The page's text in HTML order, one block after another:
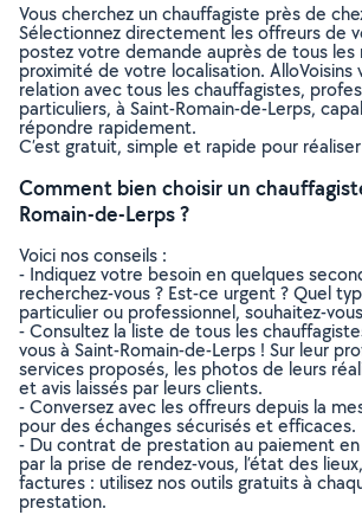
Vous cherchez un chauffagiste près de
Sélectionnez directement les offreurs de
postez votre demande auprès de tous les
proximité de votre localisation. AlloVoisins
relation avec tous les chauffagistes,
particuliers, à Saint-Romain-de-Lerps,
répondre rapidement.
C’est gratuit, simple et rapide pour
Comment bien choisir un
Romain-de-Lerps ?
Voici nos conseils :
- Indiquez votre besoin en quelques
recherchez-vous ? Est-ce urgent ? Quel
particulier ou professionnel, souhaitez-
- Consultez la liste de tous les
vous à Saint-Romain-de-Lerps ! Sur leur
services proposés, les photos de leurs
et avis laissés par leurs clients.
- Conversez avec les offreurs depuis la
pour des échanges sécurisés et efficaces.
- Du contrat de prestation au paiement
par la prise de rendez-vous, l’état des
factures : utilisez nos outils gratuits à
prestation.